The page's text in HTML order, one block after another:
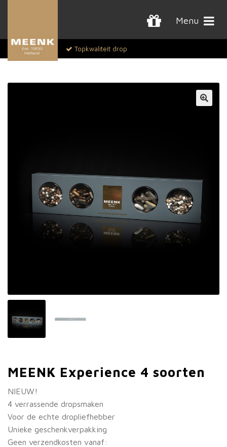
Menu
Topkwaliteit drop
MEENK Experience 4 soorten
NIEUW!
4 verrassende dropsmaken
Voor de echte dropliefhebber
Unieke geschenkverpakking
Geen verzendkosten vanaf: